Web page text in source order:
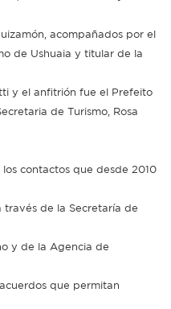
acompañados por el
de Ushuaia y titular de la
y el anfitrión fue el Prefeito
de Turismo, Rosa
contactos que desde 2010
través de la Secretaría de
y de la Agencia de
que permitan